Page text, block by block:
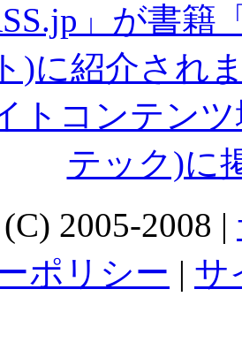
」が書
)に紹介され
イトコンテン
テック)に
2005-2008 |
ポリシー | サ